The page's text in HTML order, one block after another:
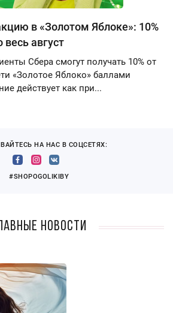
в «Золотом Яблоке»: 10%
август
Сбера смогут получать 10% от
«Золотое Яблоко» баллами
действует как при...
НА НАС В СОЦСЕТЯХ:
#SHOPOGOLIKIBY
новости